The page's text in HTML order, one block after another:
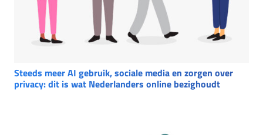
Steeds meer AI gebruik, sociale media en zorgen over
privacy: dit is wat Nederlanders online bezighoudt